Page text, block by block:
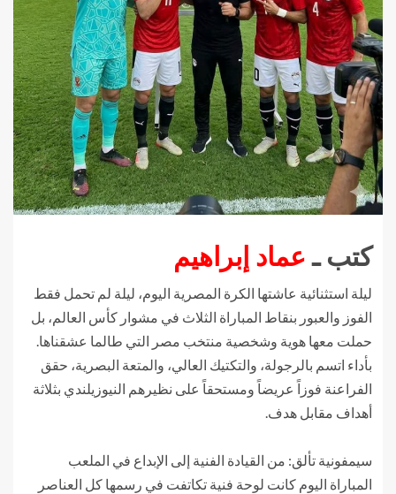
كتب ـعماد إبراهيم
​ليلة استثنائية عاشتها الكرة المصرية اليوم، ليلة لم تحمل فقط
الفوز والعبور بنقاط المباراة الثلاث في مشوار كأس العالم، بل
حملت معها هوية وشخصية منتخب مصر التي طالما عشقناها.
بأداء اتسم بالرجولة، والتكتيك العالي، والمتعة البصرية، حقق
الفراعنة فوزاً عريضاً ومستحقاً على نظيرهم النيوزيلندي بثلاثة
أهداف مقابل هدف.
سيمفونية تألق: من القيادة الفنية إلى الإبداع في الملعب
​المباراة اليوم كانت لوحة فنية تكاتفت في رسمها كل العناصر